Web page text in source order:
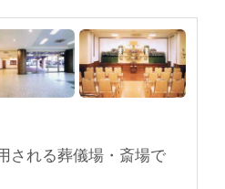
される葬儀場・斎場で